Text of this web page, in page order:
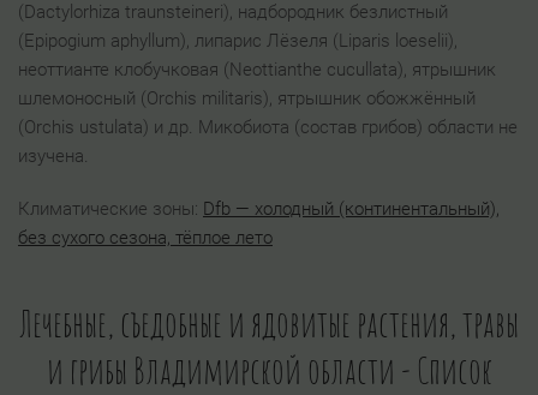
(Dactylorhiza traunsteineri), надбородник безлистный
(Epipogium aphyllum), липарис Лёзеля (Liparis loeselii),
неоттианте клобучковая (Neottianthe cucullata), ятрышник
шлемоносный (Orchis militaris), ятрышник обожжённый
(Orchis ustulata) и др. Микобиота (состав грибов) области не
изучена.
Климатические зоны: Dfb — холодный (континентальный),
без сухого сезона, тёплое лето
Лечебные, съедобные и ядовитые растения, травы
и грибы Владимирской области - Список